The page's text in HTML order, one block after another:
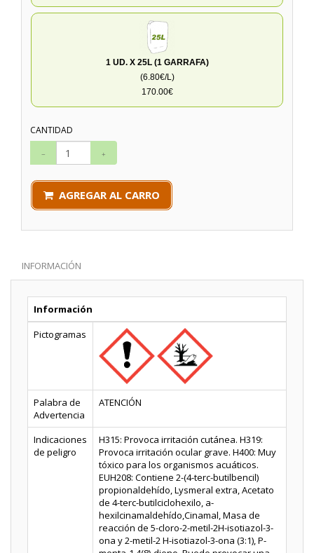
1 UD. X 25L (1 GARRAFA)
(6.80€/L)
170.00€
CANTIDAD
AGREGAR AL CARRO
INFORMACIÓN
Información
Pictogramas
Palabra de
Advertencia
ATENCIÓN
Indicaciones
de peligro
H315: Provoca irritación cutánea. H319:
Provoca irritación ocular grave. H400: Muy
tóxico para los organismos acuáticos.
EUH208: Contiene 2-(4-terc-butilbencil)
propionaldehído, Lysmeral extra, Acetato
de 4-terc-butilciclohexilo, a-
hexilcinamaldehído,Cinamal, Masa de
reacción de 5-cloro-2-metil-2H-isotiazol-3-
ona y 2-metil-2 H-isotiazol-3-ona (3:1), P-